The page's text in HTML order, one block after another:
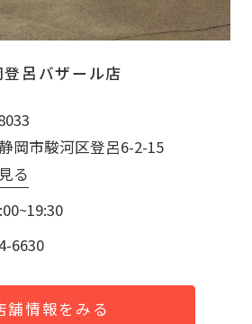
呂バザール店
岡市駿河区登呂6-2-15
る
6630
舗情報をみる